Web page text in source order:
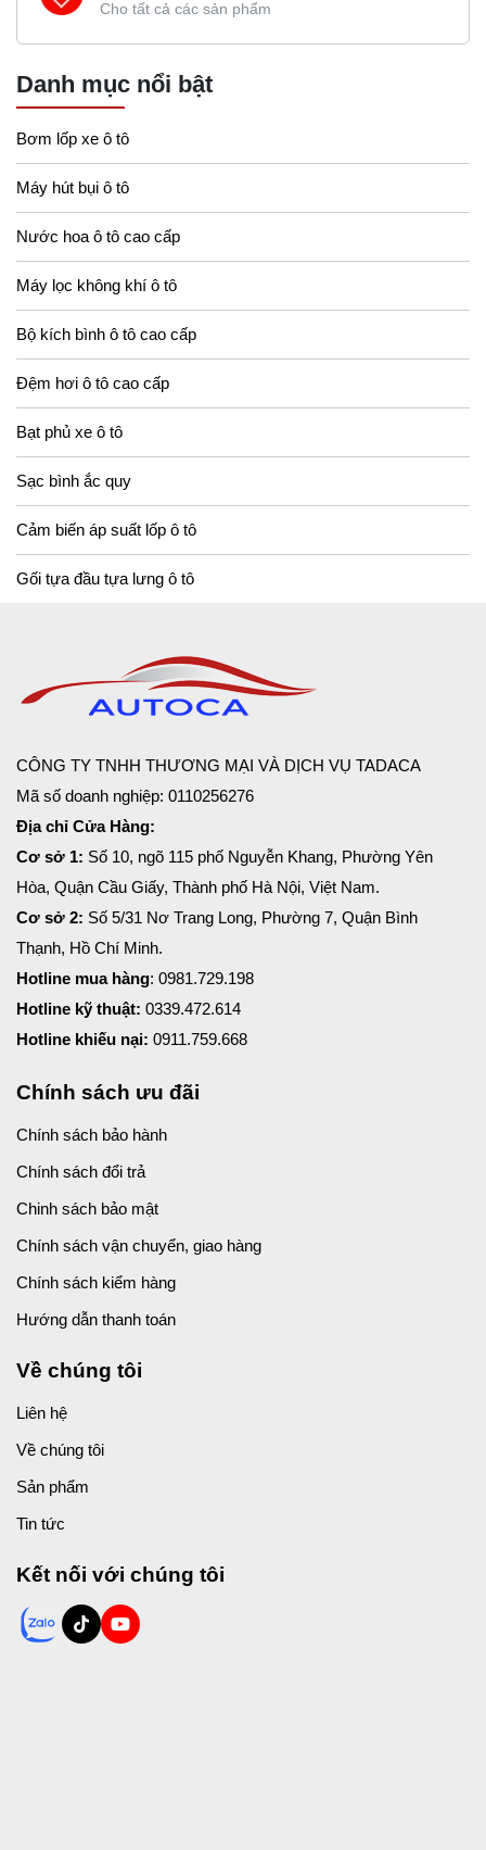
Cho tất cả các sản phẩm
Danh mục nổi bật
Bơm lốp xe ô tô
Máy hút bụi ô tô
Nước hoa ô tô cao cấp
Máy lọc không khí ô tô
Bộ kích bình ô tô cao cấp
Đệm hơi ô tô cao cấp
Bạt phủ xe ô tô
Sạc bình ắc quy
Cảm biến áp suất lốp ô tô
Gối tựa đầu tựa lưng ô tô
CÔNG TY TNHH THƯƠNG MẠI VÀ DỊCH VỤ TADACA
Mã số doanh nghiệp: 0110256276
Địa chỉ Cửa Hàng:
Cơ sở 1: Số 10, ngõ 115 phố Nguyễn Khang, Phường Yên
Hòa, Quận Cầu Giấy, Thành phố Hà Nội, Việt Nam.
Cơ sở 2: Số 5/31 Nơ Trang Long, Phường 7, Quận Bình
Thạnh, Hồ Chí Minh.
Hotline mua hàng: 0981.729.198
Hotline kỹ thuật: 0339.472.614
Hotline khiếu nại: 0911.759.668
Chính sách ưu đãi
Chính sách bảo hành
Chính sách đổi trả
Chinh sách bảo mật
Chính sách vận chuyển, giao hàng
Chính sách kiểm hàng
Hướng dẫn thanh toán
Về chúng tôi
Liên hệ
Về chúng tôi
Sản phẩm
Tin tức
Kết nối với chúng tôi